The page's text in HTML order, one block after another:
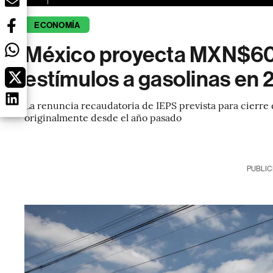
ECONOMÍA
México proyecta
estímulos a gasolinas en
La renuncia recaudatoria de IEPS prevista para
originalmente desde el año pasado